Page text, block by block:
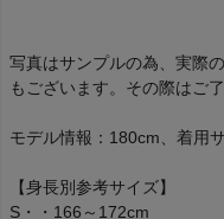
写真はサンプルの為、実際
もございます。その際はご
モデル情報：180cm、着用
【身長別参考サイズ】
S・・166～172cm